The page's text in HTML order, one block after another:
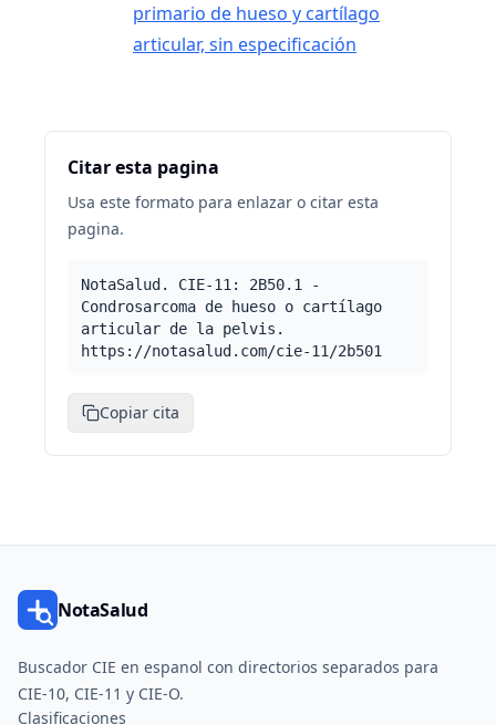
primario de hueso y cartílago
articular, sin especificación
Citar esta pagina
Usa este formato para enlazar o citar esta
pagina.
NotaSalud. CIE-11: 2B50.1 -
Condrosarcoma de hueso o cartílago
articular de la pelvis.
https://notasalud.com/cie-11/2b501
Copiar cita
NotaSalud
Buscador CIE en espanol con directorios separados para
CIE-10, CIE-11 y CIE-O.
Clasificaciones